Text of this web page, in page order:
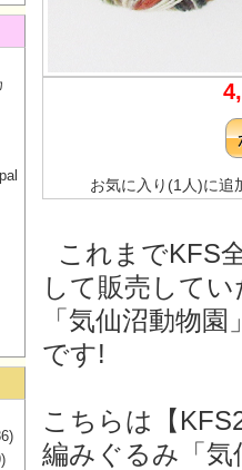
お気に入り(1人)に追
これまでKFS
して販売してい
「気仙沼動物
です!
こちらは【
編みぐるみ「